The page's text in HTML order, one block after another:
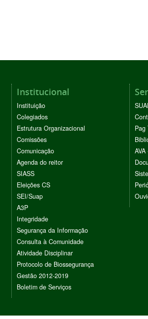
Institucional
Instituição
Colegiados
Estrutura Organizacional
Comissões
Comunicação
Agenda do reitor
SIASS
Eleições CS
SEI/Suap
A3P
Integridade
Segurança da Informação
Consulta à Comunidade
Atividade Disciplinar
Protocolo de Biossegurança
Gestão 2012-2019
Boletim de Serviços
Pag